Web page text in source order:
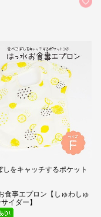
しをキャッチするポケット
食事エプロン【しゅわしゅ
イダー】